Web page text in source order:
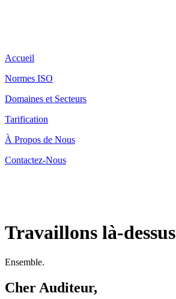
Accueil
Normes ISO
Domaines et Secteurs
Tarification
À Propos de Nous
Contactez-Nous
Travaillons là-dessus
Ensemble.
Cher Auditeur,